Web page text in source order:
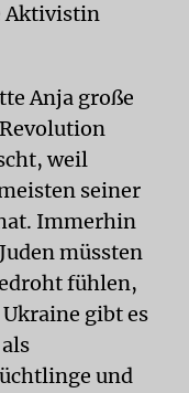
Aktivistin
Anja große
weil
seiner
Immerhin
müssten
fühlen,
gibt es
und